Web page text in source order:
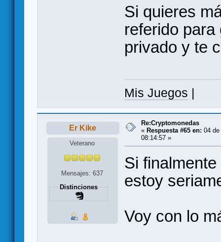
Si quieres
referido
privado y te
Mis Juegos |
Er Kike
Veterano
Mensajes: 637
Distinciones
Re:Cryptomonedas
« Respuesta #65 en: 04
08:14:57 »
Si
estoy
Voy con lo